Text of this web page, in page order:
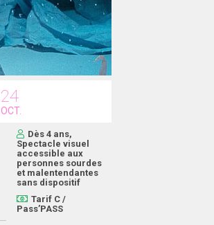
24
OCT.
Dès 4 ans,
Spectacle visuel
accessible aux
personnes sourdes
et malentendantes
sans dispositif
Tarif C /
Pass’PASS